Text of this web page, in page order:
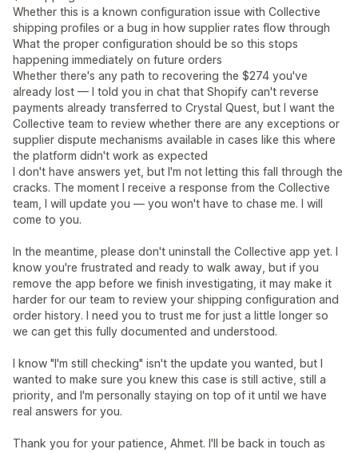
Whether this is a known configuration issue with Collective
shipping profiles or a bug in how supplier rates flow through
What the proper configuration should be so this stops
happening immediately on future orders
Whether there's any path to recovering the $274 you've
already lost — I told you in chat that Shopify can't reverse
payments already transferred to Crystal Quest, but I want the
Collective team to review whether there are any exceptions or
supplier dispute mechanisms available in cases like this where
the platform didn't work as expected
I don't have answers yet, but I'm not letting this fall through the
cracks. The moment I receive a response from the Collective
team, I will update you — you won't have to chase me. I will
come to you.
In the meantime, please don't uninstall the Collective app yet. I
know you're frustrated and ready to walk away, but if you
remove the app before we finish investigating, it may make it
harder for our team to review your shipping configuration and
order history. I need you to trust me for just a little longer so
we can get this fully documented and understood.
I know "I'm still checking" isn't the update you wanted, but I
wanted to make sure you knew this case is still active, still a
priority, and I'm personally staying on top of it until we have
real answers for you.
Thank you for your patience, Ahmet. I'll be back in touch as